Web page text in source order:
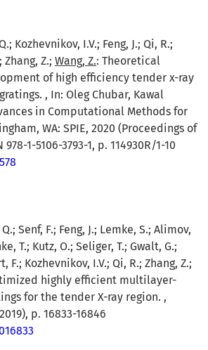
Kozhevnikov, I.V.; Feng, J.; Qi, R.;
Zhang, Z.; Wang, Z.: Theoretical
of high efficiency tender x-ray
, In: Oleg Chubar, Kawal
in Computational Methods for
WA: SPIE, 2020 (Proceedings of
978-1-5106-3793-1, p. 114930R/1-10
Senf, F.; Feng, J.; Lemke, S.; Alimov,
T.; Kutz, O.; Seliger, T.; Gwalt, G.;
F.; Kozhevnikov, I.V.; Qi, R.; Zhang, Z.;
highly efficient multilayer-
for the tender X-ray region. ,
p. 16833-16846